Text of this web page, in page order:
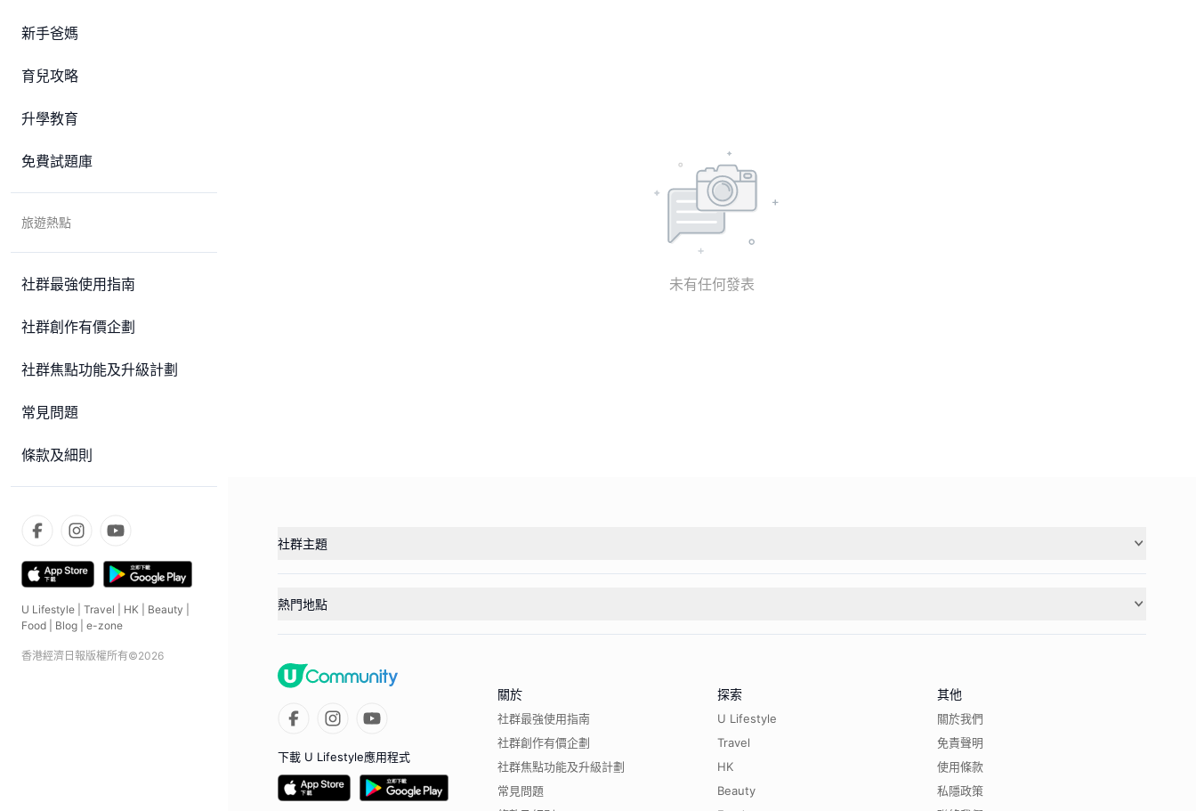
新手爸媽
育兒攻略
升學教育
免費試題庫
旅遊熱點
社群最強使用指南
社群創作有價企劃
社群焦點功能及升級計劃
常見問題
條款及細則
U Lifestyle Travel HK Beauty
Food
Blog e-zone
香港經濟日報版權所有©2026
未有任何發表
社群主題
熱門地點
下載 U Lifestyle應用程式
關於
社群最強使用指南
社群創作有價企劃
社群焦點功能及升級計劃
常見問題
探索
U Lifestyle
Travel
HK
Beauty
其他
關於我們
免責聲明
使用條款
私隱政策